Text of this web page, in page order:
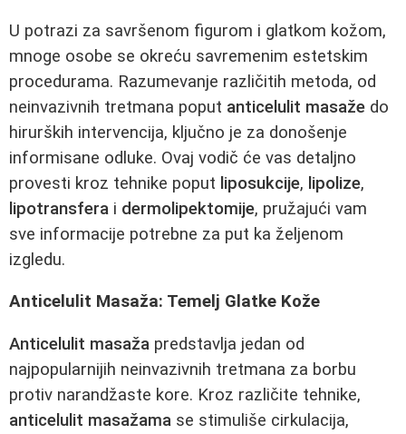
U potrazi za savršenom figurom i glatkom kožom,
mnoge osobe se okreću savremenim estetskim
procedurama. Razumevanje različitih metoda, od
neinvazivnih tretmana poput anticelulit masaže do
hirurških intervencija, ključno je za donošenje
informisane odluke. Ovaj vodič će vas detaljno
provesti kroz tehnike poput liposukcije, lipolize,
lipotransfera i dermolipektomije, pružajući vam
sve informacije potrebne za put ka željenom
izgledu.
Anticelulit Masaža: Temelj Glatke Kože
Anticelulit masaža predstavlja jedan od
najpopularnijih neinvazivnih tretmana za borbu
protiv narandžaste kore. Kroz različite tehnike,
anticelulit masažama se stimuliše cirkulacija,